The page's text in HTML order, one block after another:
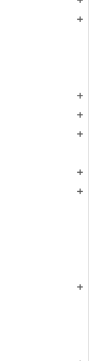
add
add
add
add
add
add
add